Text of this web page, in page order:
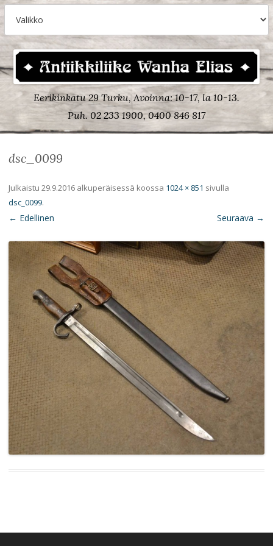
Eerikinkatu 29 Turku, Avoinna: 10-17, la 10-13.
Puh. 02 233 1900, 0400 846 817
dsc_0099
Julkaistu 29.9.2016 alkuperäisessä koossa 1024 × 851 sivulla
dsc_0099.
← Edellinen Seuraava →